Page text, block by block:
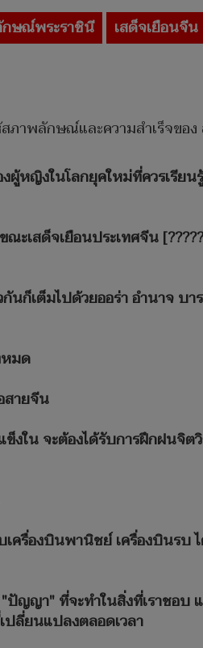
ษณ์พระราชินี เสด็จเยือนจีน
ภาพลักษณ์และความสำเร็จของ
หญิงในโลกยุคใหม่ที่ควรเรียน
ะเสด็จเยือนประเทศจีน
ก็เต็มไปด้วยออร่า อำนาจ บา
มด
สายจีน
ข็งใน จะต้องได้รับการฝึกฝนจิ
ครื่องบินพานิชย์ เครื่องบินรบ
"ปัญญา" ที่จะทำในสิ่งที่เราชอบ
ปลี่ยนแปลงตลอดเวลา